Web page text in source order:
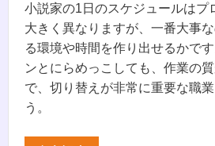
小説家の1日のスケジュールはプ
大きく異なりますが、一番大事
る環境や時間を作り出せるかで
ンとにらめっこしても、作業の
で、切り替えが非常に重要な職
う。